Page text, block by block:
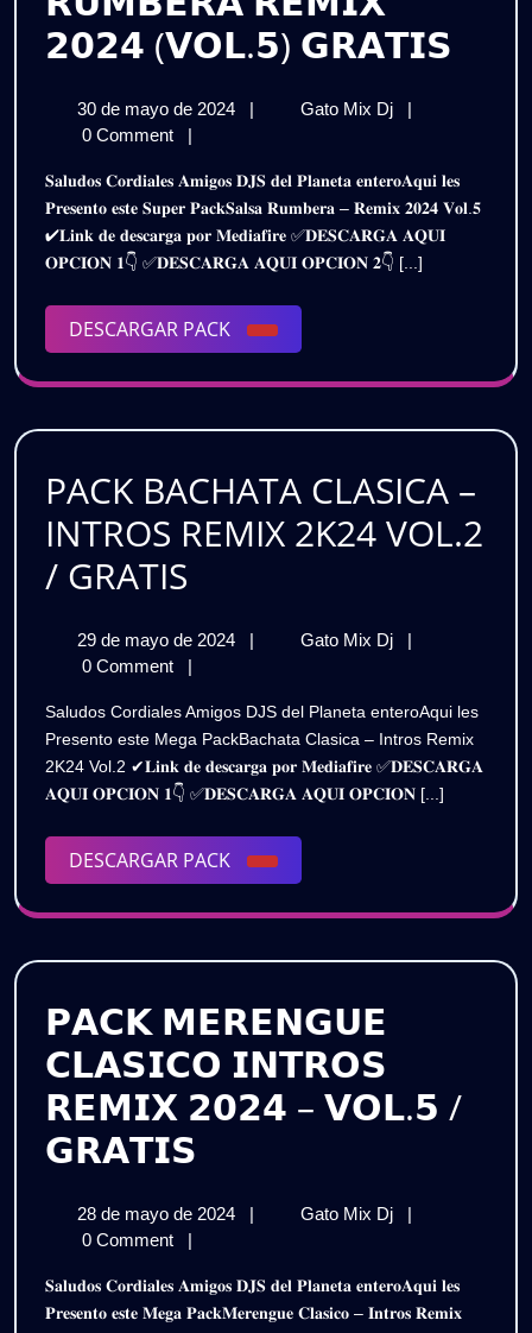
𝟮𝟬𝟮𝟰 (𝗩𝗢𝗟.𝟱) 𝗚𝗥𝗔𝗧𝗜𝗦
30 de mayo de 2024
30
de
2024
| Gato Mix Dj
𝗣𝗔𝗖𝗞
𝗥𝗘𝗠𝗜𝗫
𝟮𝟬𝟮𝟰
(𝗩𝗢𝗟.𝟱)
𝗚𝗥𝗔𝗧𝗜𝗦
|
0 Comment
|
𝐒𝐚𝐥𝐮𝐝𝐨𝐬 𝐂𝐨𝐫𝐝𝐢𝐚𝐥𝐞𝐬 𝐀𝐦𝐢𝐠𝐨𝐬 𝐃𝐉𝐒 𝐝𝐞𝐥 𝐏𝐥𝐚𝐧𝐞𝐭𝐚 𝐞𝐧𝐭𝐞𝐫𝐨𝐀𝐪𝐮𝐢 𝐥𝐞𝐬
𝐏𝐫𝐞𝐬𝐞𝐧𝐭𝐨 𝐞𝐬𝐭𝐞 𝐒𝐮𝐩𝐞𝐫 𝐏𝐚𝐜𝐤𝐒𝐚𝐥𝐬𝐚 𝐑𝐮𝐦𝐛𝐞𝐫𝐚 – 𝐑𝐞𝐦𝐢𝐱 𝟐𝟎𝟐𝟒 𝐕𝐨𝐥.𝟓
✔𝐋𝐢𝐧𝐤 𝐝𝐞 𝐝𝐞𝐬𝐜𝐚𝐫𝐠𝐚 𝐩𝐨𝐫 𝐌𝐞𝐝𝐢𝐚𝐟𝐢𝐫𝐞 ✅𝐃𝐄𝐒𝐂𝐀𝐑𝐆𝐀 𝐀𝐐𝐔𝐈
𝐎𝐏𝐂𝐈𝐎𝐍 𝟏👇 ✅𝐃𝐄𝐒𝐂𝐀𝐑𝐆𝐀 𝐀𝐐𝐔𝐈 𝐎𝐏𝐂𝐈𝐎𝐍 𝟐👇 [...]
DESCARGAR PACK
DESCARGAR
PACK
PACK BACHATA CLASICA –
INTROS REMIX 2K24 VOL.2
/ GRATIS
CLASICA
–
INTROS
REMIX
2K24
VOL.2
/
GRATIS
29 de mayo de 2024
29
de
2024
| Gato Mix Dj
PACK
–
INTROS
REMIX
2K24
|
0 Comment
|
Saludos Cordiales Amigos DJS del Planeta enteroAqui les
Presento este Mega PackBachata Clasica – Intros Remix
2K24 Vol.2 ✔𝐋𝐢𝐧𝐤 𝐝𝐞 𝐝𝐞𝐬𝐜𝐚𝐫𝐠𝐚 𝐩𝐨𝐫 𝐌𝐞𝐝𝐢𝐚𝐟𝐢𝐫𝐞 ✅𝐃𝐄𝐒𝐂𝐀𝐑𝐆𝐀
𝐀𝐐𝐔𝐈 𝐎𝐏𝐂𝐈𝐎𝐍 𝟏👇 ✅𝐃𝐄𝐒𝐂𝐀𝐑𝐆𝐀 𝐀𝐐𝐔𝐈 𝐎𝐏𝐂𝐈𝐎𝐍 [...]
DESCARGAR PACK
DESCARGAR
PACK
𝗣𝗔𝗖𝗞 𝗠𝗘𝗥𝗘𝗡𝗚𝗨𝗘
𝗖𝗟𝗔𝗦𝗜𝗖𝗢 𝗜𝗡𝗧𝗥𝗢𝗦
𝗥𝗘𝗠𝗜𝗫 𝟮𝟬𝟮𝟰 – 𝗩𝗢𝗟.𝟱 /
𝗚𝗥𝗔𝗧𝗜𝗦
𝗖𝗟𝗔𝗦𝗜𝗖𝗢
𝗜𝗡𝗧𝗥𝗢𝗦
𝗥𝗘𝗠𝗜𝗫
28 de mayo de 2024
28
de
2024
| Gato Mix Dj
𝗣𝗔𝗖𝗞
𝗜𝗡𝗧𝗥𝗢𝗦
𝗥𝗘𝗠𝗜𝗫
|
0 Comment
|
𝐒𝐚𝐥𝐮𝐝𝐨𝐬 𝐂𝐨𝐫𝐝𝐢𝐚𝐥𝐞𝐬 𝐀𝐦𝐢𝐠𝐨𝐬 𝐃𝐉𝐒 𝐝𝐞𝐥 𝐏𝐥𝐚𝐧𝐞𝐭𝐚 𝐞𝐧𝐭𝐞𝐫𝐨𝐀𝐪𝐮𝐢 𝐥𝐞𝐬
𝐏𝐫𝐞𝐬𝐞𝐧𝐭𝐨 𝐞𝐬𝐭𝐞 𝐌𝐞𝐠𝐚 𝐏𝐚𝐜𝐤𝐌𝐞𝐫𝐞𝐧𝐠𝐮𝐞 𝐂𝐥𝐚𝐬𝐢𝐜𝐨 – 𝐈𝐧𝐭𝐫𝐨𝐬 𝐑𝐞𝐦𝐢𝐱